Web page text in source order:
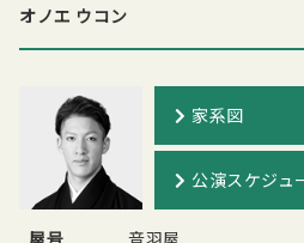
オノエ ウコン
家系図
公演スケジュ
屋号
音羽屋